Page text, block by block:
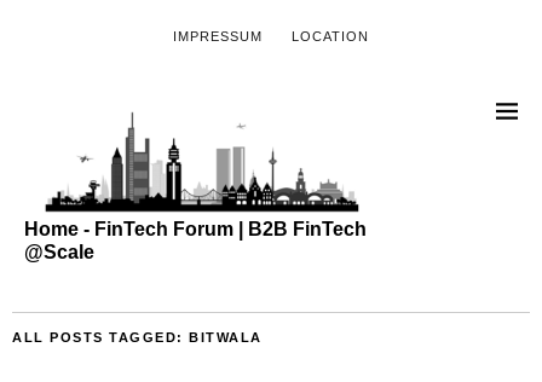
IMPRESSUM LOCATION
Home - FinTech Forum | B2B FinTech
@Scale
ALL POSTS TAGGED: BITWALA